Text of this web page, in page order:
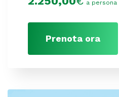
a persona
Prenota ora